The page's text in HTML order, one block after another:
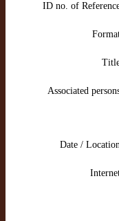
ID no. of
Associated
Date /